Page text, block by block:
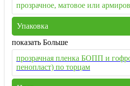
прозрачное, матовое или
Упаковка
показать Больше
прозрачная пленка БОПП и
пенопласт) по торцам